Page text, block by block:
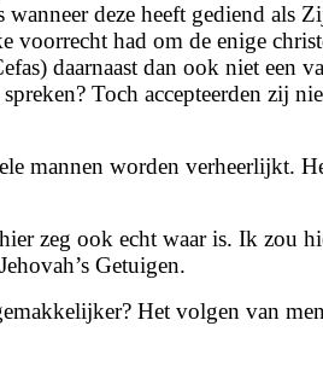
deze heeft gediend als
voorrecht had om de enige
daarnaast dan ook niet een
Toch accepteerden zij
mannen worden verheerlijkt.
zeg ook echt waar is. Ik zou
Getuigen.
Het volgen van